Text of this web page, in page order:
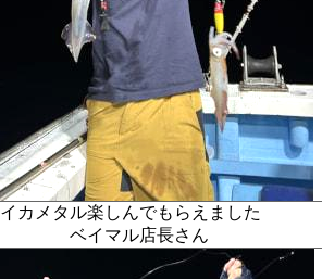
イカメタル楽しんでもらえました
ベイマル店長さん